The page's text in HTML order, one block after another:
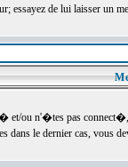
essayez de lui laisser un
et/ou n'�tes pas
le dernier cas, vous